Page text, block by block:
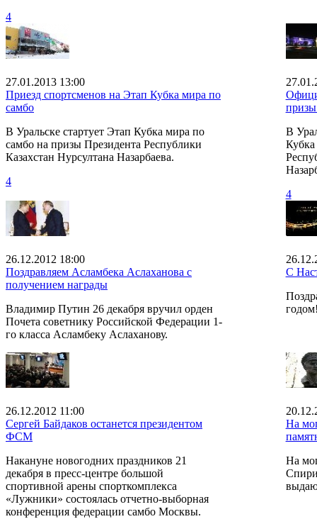
4
27.01.2013 13:00
Приезд спортсменов на Этап Кубка мира по
самбо
В Уральске стартует Этап Кубка мира по
самбо на призы Президента Республики
Казахстан Нурсултана Назарбаева.
4
призы
В
Кубка
4
26.12.2012 18:00
Поздравляем Асламбека Аслаханова с
получением награды
Владимир Путин 26 декабря вручил орден
Почета советнику Российской Федерации 1-
го класса Асламбеку Аслаханову.
С
26.12.2012 11:00
Сергей Байдаков останется президентом
ФСМ
Накануне новогодних праздников 21
декабря в пресс-центре большой
спортивной арены спорткомплекса
«Лужники» состоялась отчетно-выборная
конференция федерации самбо Москвы.
На
На